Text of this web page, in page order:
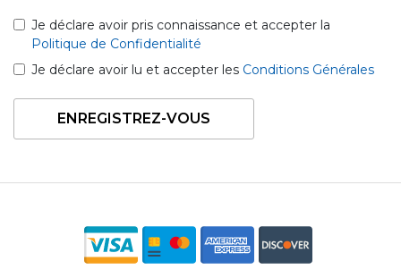
Je déclare avoir pris connaissance et accepter la
Politique de Confidentialité
Je déclare avoir lu et accepter les Conditions Générales
ENREGISTREZ-VOUS